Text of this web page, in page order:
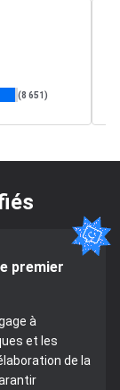
(8 651)
premier
à
et les
de la